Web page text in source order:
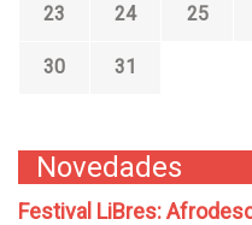
23 24 25
30
31
Novedades
Festival LiBres: